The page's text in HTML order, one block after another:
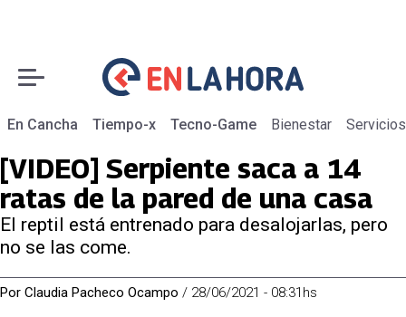
En Cancha Tiempo-x Tecno-Game Bienestar Servicios
[VIDEO] Serpiente saca a 14
ratas de la pared de una casa
El reptil está entrenado para desalojarlas, pero
no se las come.
Por Claudia Pacheco Ocampo / 28/06/2021 - 08:31hs